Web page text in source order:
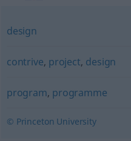
design
contrive, project, design
program, programme
© Princeton University